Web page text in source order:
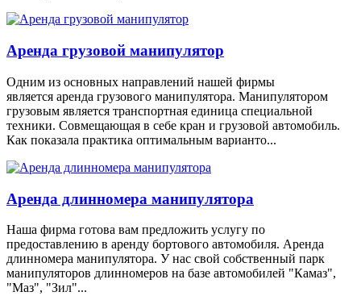
Аренда грузовой манипулятор
Одним из основных направлений нашей фирмы
является аренда грузового манипулятора. Манипулятором
грузовым является транспортная единица специальной
техники. Совмещающая в себе кран и грузовой автомобиль.
Как показала практика оптимальным варианто...
Аренда длинномера манипулятора
Наша фирма готова вам предложить услугу по
предоставлению в аренду бортового автомобиля. Аренда
длинномера манипулятора. У нас свой собственный парк
манипуляторов длинномеров на базе автомобилей "Камаз",
"Маз", "Зил"...